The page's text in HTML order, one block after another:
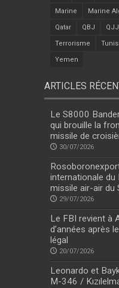
Marine Marine
Qatar QBJ QJJ
Terrorisme
Yemen
ARTICLES
Le S8000
qui brouille la
missile de
30/07/2026
internationale du
missile air-air du
29/07/2026
Le FBI revient à
d’années après
légal
20/07/2026
Leonardo et
M-346 /